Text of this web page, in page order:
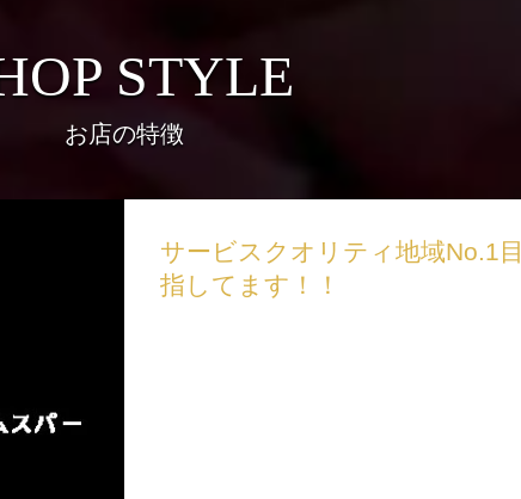
STYLE
お店の特徴
サービスクオリティ地域No.1目
指してます！！